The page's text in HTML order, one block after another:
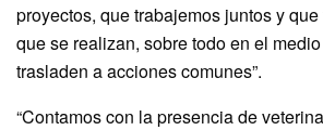
proyectos, que trabajemos juntos y
que se realizan, sobre todo en el
trasladen a acciones comunes”.
“Contamos con la presencia de